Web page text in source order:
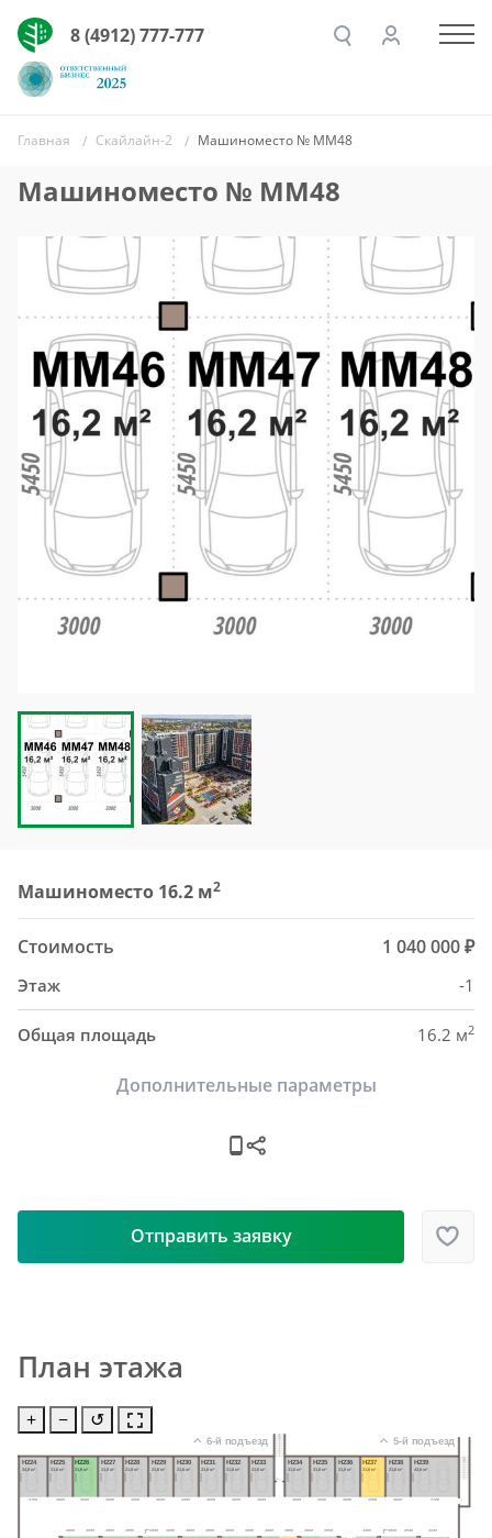
8 (4912) 777-777
Главная Скайлайн-2 Машиноместо № ММ48
Машиноместо № ММ48
Машиноместо 16.2 м2
Стоимость 1 040 000 ₽
Этаж -1
Общая площадь 16.2 м2
Дополнительные параметры
Отправить заявку
План этажа
+ − ↺
3000 3000 3000 3000 3000 3000 3000 3000 3000 3000 3000 3000 3000 3050 3450 3000 2940 4420
4150 3600 3600 3600 3600 3600 3600 3600 3600 3600 3600 3600 3600 3600 3600 7100
Н224
24,9 м²
Н225
21,6 м²
Н226
21,6 м²
Н227
21,6 м²
Н228
21,6 м²
Н229
21,6 м²
Н230
21,6 м²
Н231
21,6 м²
Н232
21,6 м²
Н233
21,6 м²
Н234
21,6 м²
Н235
21,6 м²
Н236
21,6 м²
Н237
21,6 м²
Н238
21,6 м²
Н239
42,6 м²
6-й подъезд 5-й подъезд